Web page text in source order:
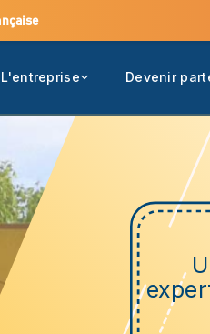
L'entreprise Devenir